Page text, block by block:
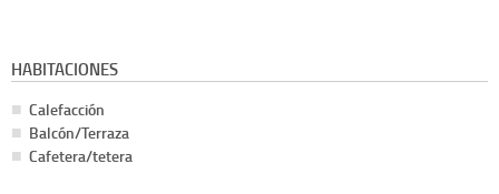
HABITACIONES
Calefacción
Balcón/Terraza
Cafetera/tetera